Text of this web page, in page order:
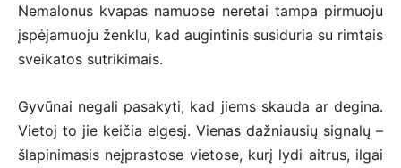
Nemalonus kvapas namuose neretai tampa pirmuoju
įspėjamuoju ženklu, kad augintinis susiduria su rimtais
sveikatos sutrikimais.
Gyvūnai negali pasakyti, kad jiems skauda ar degina.
Vietoj to jie keičia elgesį. Vienas dažniausių signalų –
šlapinimasis neįprastose vietose, kurį lydi aitrus, ilgai